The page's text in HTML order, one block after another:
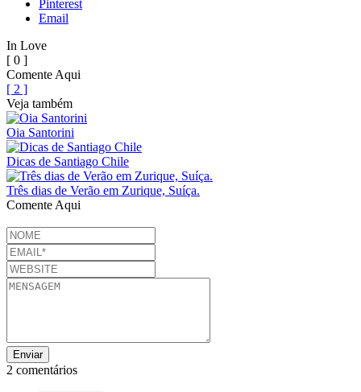
Pinterest
Email
In Love
[ 0 ]
Comente Aqui
[ 2 ]
Veja também
Oia Santorini
Dicas de Santiago Chile
Três dias de Verão em Zurique, Suíça.
Comente Aqui
2 comentários